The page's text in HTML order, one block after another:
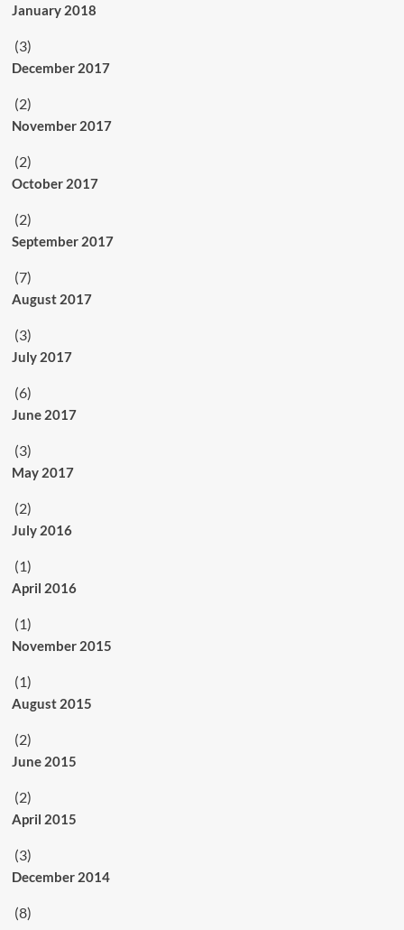
January 2018
(3)
December 2017
(2)
November 2017
(2)
October 2017
(2)
September 2017
(7)
August 2017
(3)
July 2017
(6)
June 2017
(3)
May 2017
(2)
July 2016
(1)
April 2016
(1)
November 2015
(1)
August 2015
(2)
June 2015
(2)
April 2015
(3)
December 2014
(8)